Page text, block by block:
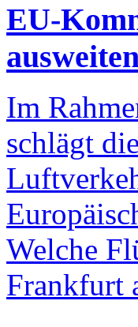
EU-
Im
schlägt
Welche
Frankfurt